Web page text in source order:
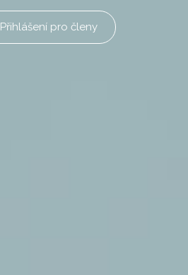
Přihlášení pro členy